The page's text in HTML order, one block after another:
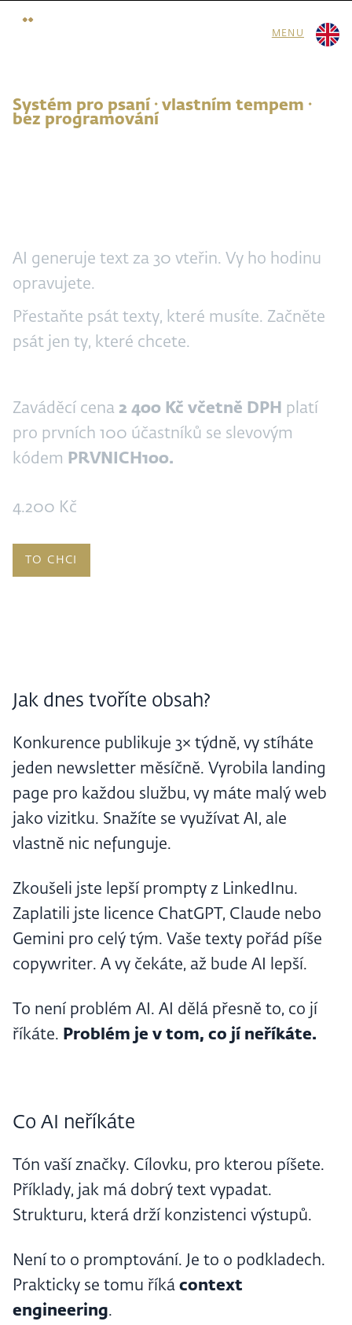
MENU
Systém pro psaní · vlastním tempem ·
bez programování
AI generuje text za 30 vteřin. Vy ho hodinu
opravujete.
Přestaňte psát texty, které musíte. Začněte
psát jen ty, které chcete.
Zaváděcí cena 2 400 Kč včetně DPH platí
pro prvních 100 účastníků se slevovým
kódem PRVNICH100.
4.200 Kč
TO CHCI
Jak dnes tvoříte obsah?
Konkurence publikuje 3× týdně, vy stíháte
jeden newsletter měsíčně. Vyrobila landing
page pro každou službu, vy máte malý web
jako vizitku. Snažíte se využívat AI, ale
vlastně nic nefunguje.
Zkoušeli jste lepší prompty z LinkedInu.
Zaplatili jste licence ChatGPT, Claude nebo
Gemini pro celý tým. Vaše texty pořád píše
copywriter. A vy čekáte, až bude AI lepší.
To není problém AI. AI dělá přesně to, co jí
říkáte. Problém je v tom, co jí neříkáte.
Co AI neříkáte
Tón vaší značky. Cílovku, pro kterou píšete.
Příklady, jak má dobrý text vypadat.
Strukturu, která drží konzistenci výstupů.
Není to o promptování. Je to o podkladech.
Prakticky se tomu říká context
engineering.